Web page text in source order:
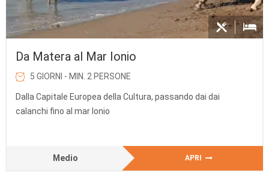
Da Matera al Mar Ionio
5 GIORNI - MIN. 2 PERSONE
Dalla Capitale Europea della Cultura, passando dai dai
calanchi fino al mar Ionio
Medio APRI